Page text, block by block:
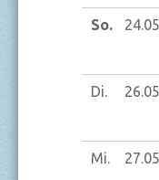
So.
Di.
Mi.